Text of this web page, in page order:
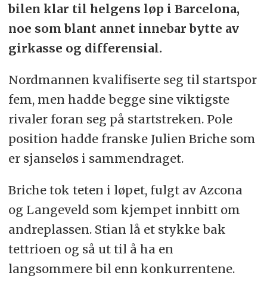
bilen klar til helgens løp i Barcelona,
noe som blant annet innebar bytte av
girkasse og differensial.
Nordmannen kvalifiserte seg til startspor
fem, men hadde begge sine viktigste
rivaler foran seg på startstreken. Pole
position hadde franske Julien Briche som
er sjanseløs i sammendraget.
Briche tok teten i løpet, fulgt av Azcona
og Langeveld som kjempet innbitt om
andreplassen. Stian lå et stykke bak
tettrioen og så ut til å ha en
langsommere bil enn konkurrentene.